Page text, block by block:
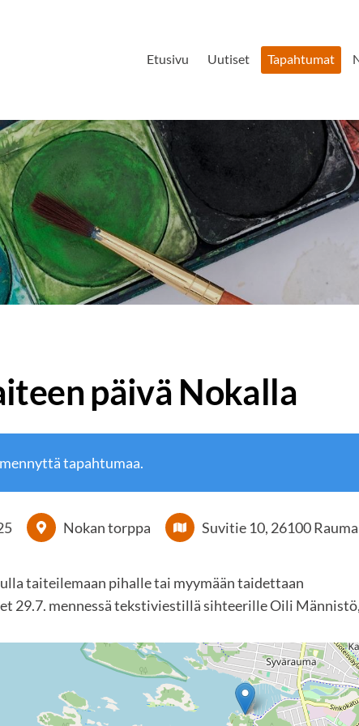
Etusivu Uutiset Tapahtumat
päivä Nokalla
tapahtumaa.
Nokan torppa Suvitie 10, 26100 Rauma
taiteilemaan pihalle tai myymään taidettaan
29.7. mennessä tekstiviestillä sihteerille Oili